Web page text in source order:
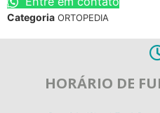
Categoria ORTOPEDIA
HORÁRIO DE